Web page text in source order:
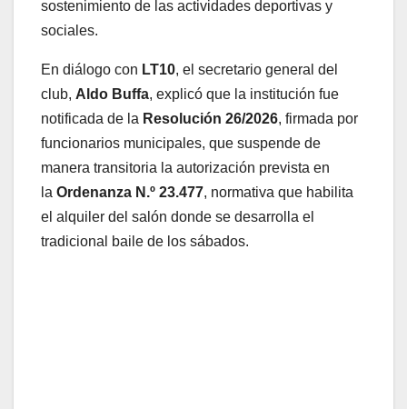
sostenimiento de las actividades deportivas y
sociales.
En diálogo con LT10, el secretario general del
club, Aldo Buffa, explicó que la institución fue
notificada de la Resolución 26/2026, firmada por
funcionarios municipales, que suspende de
manera transitoria la autorización prevista en
la Ordenanza N.º 23.477, normativa que habilita
el alquiler del salón donde se desarrolla el
tradicional baile de los sábados.